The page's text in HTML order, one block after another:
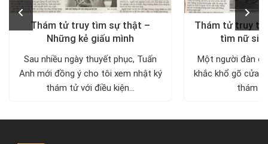
Thám tử truy tìm sự thật –
Những kẻ giấu mình
Sau nhiều ngày thuyết phục, Tuấn
Anh mới đồng ý cho tôi xem nhật ký
thám tử với điều kiện...
Thám tử truy
tìm nữ
Một người đàn
khắc khổ gõ cửa
thám